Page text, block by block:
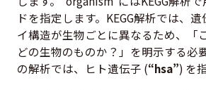
ドを指定します。KEGG解析では、
イ構造が生物ごとに異なるため、「
どの生物のものか？」を明示する必
の解析では、ヒト遺伝子 (“hsa”) を